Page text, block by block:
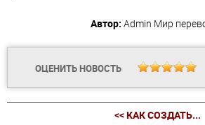
Автор: Admin Мир
ОЦЕНИТЬ НОВОСТЬ
<< КАК СОЗДАТЬ...